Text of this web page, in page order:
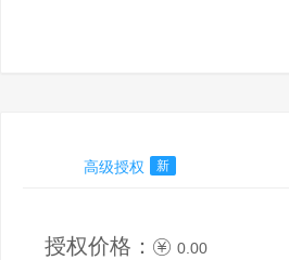
高级授权 新
授权价格： 0.00